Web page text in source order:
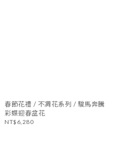
春節花禮 / 不凋花系列 / 駿馬奔騰
彩蝶迎春盆花
NT$6,280